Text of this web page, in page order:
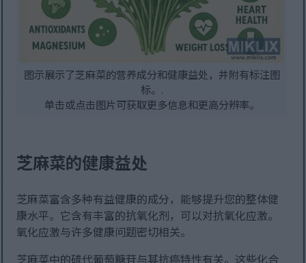
图示展示了芝麻菜的营养成分和健康益处，并附有标注图
标。.
单击或点击图片可获取更多信息和更高分辨率。
芝麻菜的健康益处
芝麻菜富含多种有益健康的成分，能够提升您的整体健
康水平。它含有丰富的抗氧化剂，可以对抗氧化应激。
氧化应激与许多健康问题密切相关。
芝麻菜中的硫代葡萄糖苷与其抗癌特性有关。这些化合